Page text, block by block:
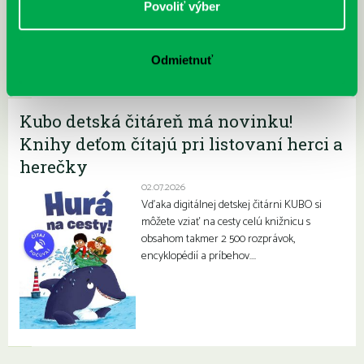
Povoliť výber
Odmietnuť
V priestoroch našej pobočky na
Prokofievovej 5 sa dlhoročne a pravidelne
mladých filatelistov…
Kubo detská čitáreň má novinku!
Knihy deťom čítajú pri listovaní herci a
herečky
02.07.2026
Vďaka digitálnej detskej čitárni KUBO si
môžete vziať na cesty celú knižnicu s
obsahom takmer 2 500 rozprávok,
encyklopédií a príbehov….